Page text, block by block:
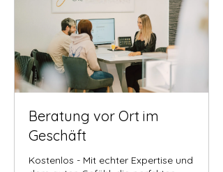
Beratung vor Ort im
Geschäft
Kostenlos - Mit echter Expertise und